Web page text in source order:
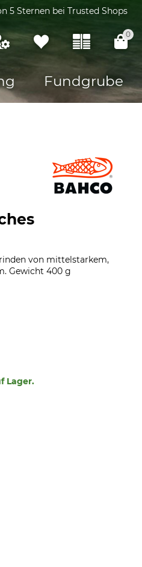
5 Sternen bei Trusted Shops
0
Fundgrube
von mittelstarkem,
Gewicht 400 g
Lager.